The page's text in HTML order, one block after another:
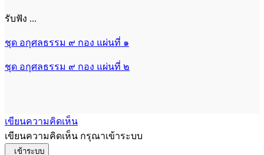
รับฟัง ...
ชุด อกุศลธรรม ๙ กอง แผ่นที่ ๑
ชุด อกุศลธรรม ๙ กอง แผ่นที่ ๒
เขียนความคิดเห็น
เขียนความคิดเห็น กรุณาเข้าระบบ
เข้าระบบ